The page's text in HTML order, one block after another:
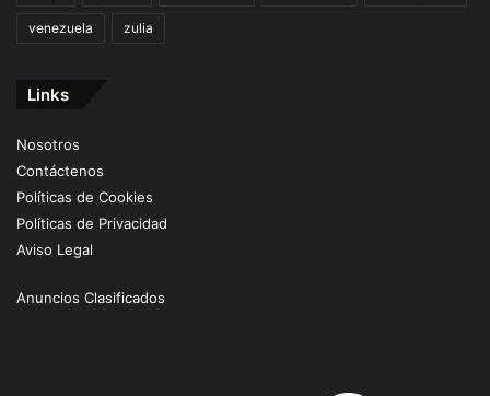
venezuela zulia
Links
Nosotros
Contáctenos
Políticas de Cookies
Políticas de Privacidad
Aviso Legal
Anuncios Clasificados